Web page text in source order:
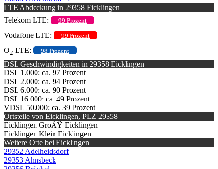
LTE Abdeckung in 29358 Eicklingen
Telekom LTE:
99 Prozent
Vodafone LTE: 99 Prozent
O2 LTE: 98 Prozent
DSL Geschwindigkeiten in 29358 Eicklingen
DSL 1.000: ca. 97 Prozent
DSL 2.000: ca. 94 Prozent
DSL 6.000: ca. 90 Prozent
DSL 16.000: ca. 49 Prozent
VDSL 50.000: ca. 39 Prozent
Ortsteile von Eicklingen, PLZ 29358
Eicklingen GroÃŸ Eicklingen
Eicklingen Klein Eicklingen
Weitere Orte bei Eicklingen
29352 Adelheidsdorf
29353 Ahnsbeck